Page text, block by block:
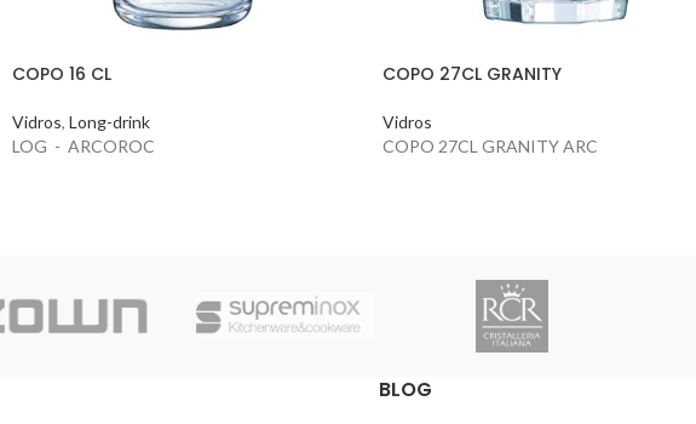
COPO 16 CL
Vidros, Long-drink
LOG - ARCOROC
COPO 27CL GRANITY
Vidros
COPO 27CL GRANITY ARC
BLOG